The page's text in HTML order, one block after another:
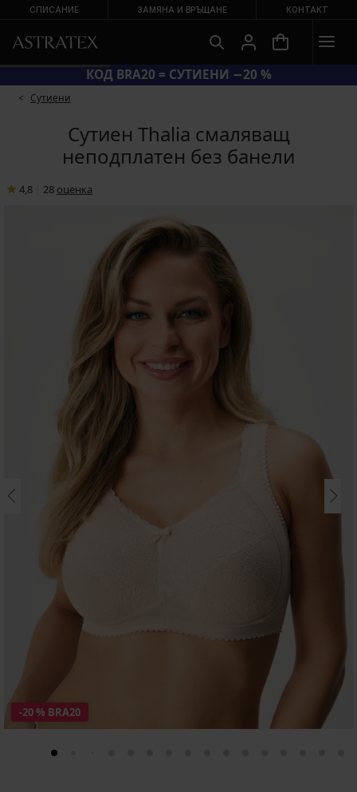
СПИСАНИЕ ЗАМЯНА И ВРЪЩАНЕ КОНТАКТ
КОД BRA20 = СУТИЕНИ −20 %
Сутиени
Сутиен Thalia смаляващ
неподплатен без банели
4,8 28 oценка
-20 % BRA20